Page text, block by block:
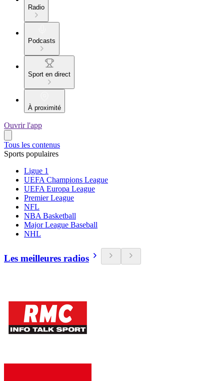
Radio
Podcasts
Sport en direct
À proximité
Ouvrir l'app
Tous les contenus
Sports populaires
Ligue 1
UEFA Champions League
UEFA Europa League
Premier League
NFL
NBA Basketball
Major League Baseball
NHL
Les meilleures radios